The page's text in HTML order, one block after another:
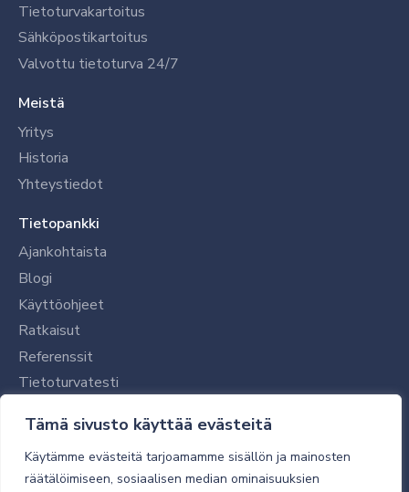
Tämä sivusto käyttää evästeitä
Käytämme evästeitä tarjoamamme sisällön ja mainosten
räätälöimiseen, sosiaalisen median ominaisuuksien
Tietoturvakartoitus
Sähköpostikartoitus
Valvottu tietoturva 24/7
Meistä
Yritys
Historia
Yhteystiedot
Tietopankki
Ajankohtaista
Blogi
Käyttöohjeet
Ratkaisut
Referenssit
Tietoturvatesti
Tilaajalle
Toimitustavat ja -kulut
Verkkokaupan yleiset ehdot